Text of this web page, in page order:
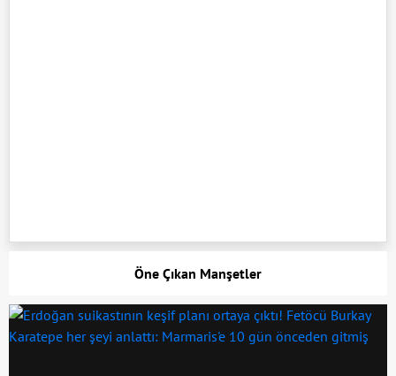
Öne Çıkan Manşetler